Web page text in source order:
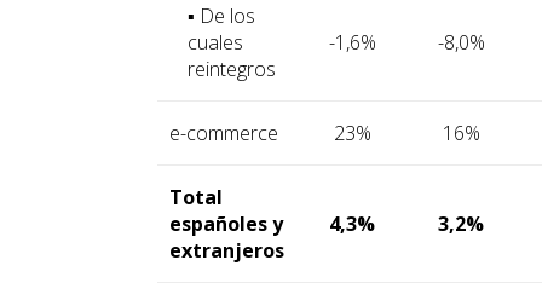
▪ De los
cuales
reintegros
-1,6% -8,0%
e-commerce 23% 16%
Total
españoles y
extranjeros
4,3% 3,2%